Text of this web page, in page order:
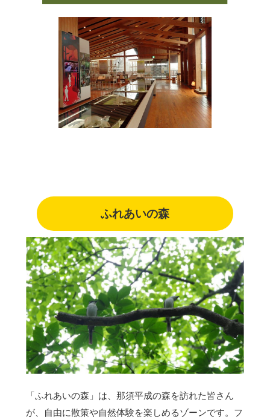
ふれあいの森
「ふれあいの森」は、那須平成の森を訪れた皆さん
が、自由に散策や自然体験を楽しめるゾーンです。フ